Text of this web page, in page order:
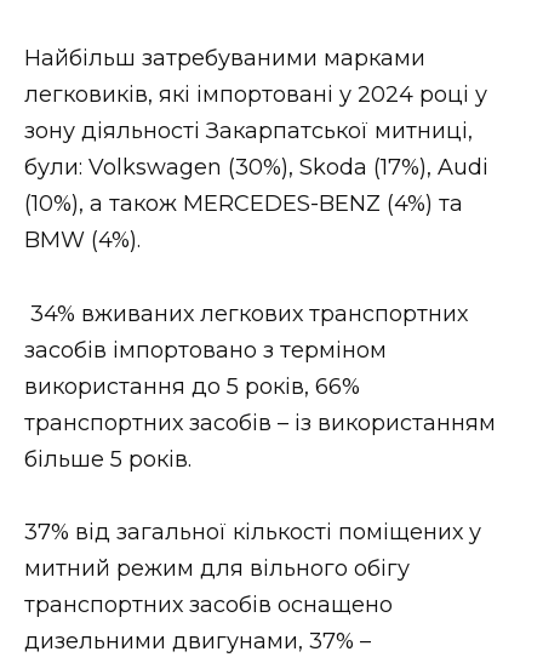
Найбільш затребуваними марками
легковиків, які імпортовані у 2024 році у
зону діяльності Закарпатської митниці,
були: Volkswagen (30%), Skoda (17%), Audi
(10%), а також MERCEDES-BENZ (4%) та
BMW (4%).
34% вживаних легкових транспортних
засобів імпортовано з терміном
використання до 5 років, 66%
транспортних засобів – із використанням
більше 5 років.
37% від загальної кількості поміщених у
митний режим для вільного обігу
транспортних засобів оснащено
дизельними двигунами, 37% –